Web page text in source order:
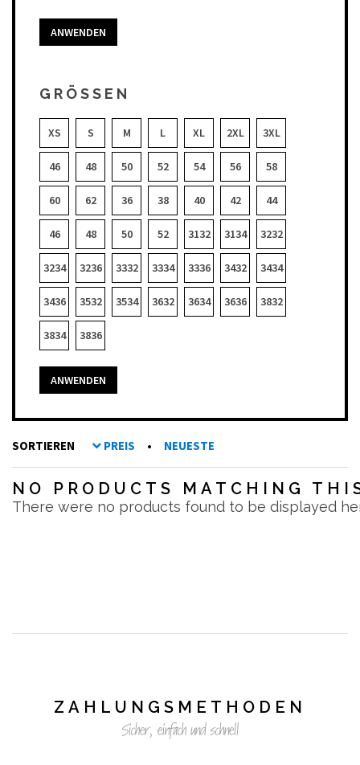
ANWENDEN
GRÖSSEN
XS S M L XL 2XL 3XL
46 48 50 52 54 56 58
60 62 36 38 40 42 44
46 48 50 52 3132 3134 3232
3234 3236 3332 3334 3336 3432 3434
3436 3532 3534 3632 3634 3636 3832
3834 3836
ANWENDEN
SORTIEREN PREIS • NEUESTE
NO PRODUCTS MATCHING
There were no products found to be displayed
ZAHLUNGSMETHODEN
Sicher, einfach und schnell